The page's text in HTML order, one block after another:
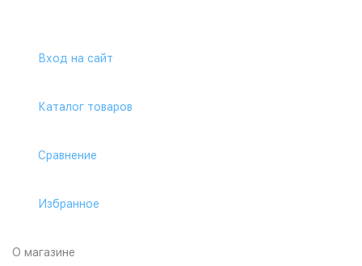
Вход на сайт
Каталог товаров
Сравнение
Избранное
О магазине